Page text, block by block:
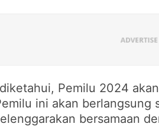
Pemilu 2024
ini akan berlangsung
bersamaan